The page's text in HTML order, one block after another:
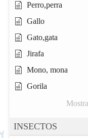
Perro,perra
Gallo
Gato,gata
Jirafa
Mono, mona
Gorila
INSECTOS